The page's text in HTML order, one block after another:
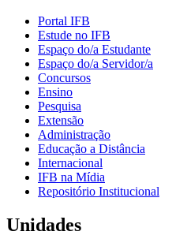
Portal IFB
Estude no IFB
Espaço do/a Estudante
Espaço do/a Servidor/a
Concursos
Ensino
Pesquisa
Extensão
Administração
Educação a Distância
Internacional
IFB na Mídia
Repositório Institucional
Unidades